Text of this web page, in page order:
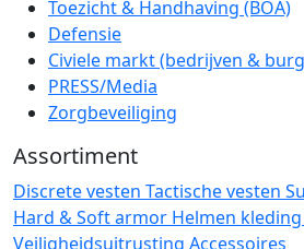
Toezicht & Handhaving (BOA)
Defensie
Civiele markt (bedrijven &
PRESS/Media
Zorgbeveiliging
Assortiment
Discrete vesten Tactische vesten
Hard & Soft armor Helmen
Veiligheidsuitrusting Accessoires